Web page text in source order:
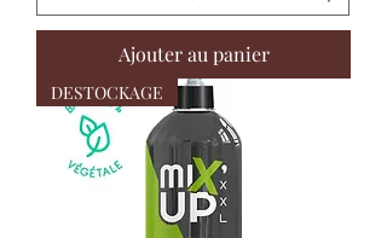
Ajouter au panier
DESTOCKAGE